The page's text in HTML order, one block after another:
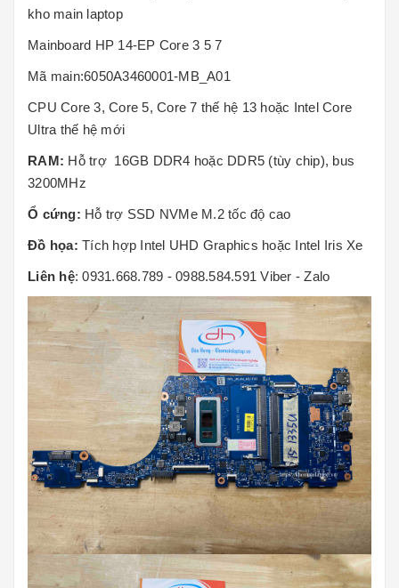
kho main laptop
Mainboard HP 14-EP Core 3 5 7
Mã main:6050A3460001-MB_A01
CPU Core 3, Core 5, Core 7 thế hệ 13 hoặc Intel Core
Ultra thế hệ mới
RAM: Hỗ trợ 16GB DDR4 hoặc DDR5 (tùy chip), bus
3200MHz
Ổ cứng: Hỗ trợ SSD NVMe M.2 tốc độ cao
Đồ họa: Tích hợp Intel UHD Graphics hoặc Intel Iris Xe
Liên hệ: 0931.668.789 - 0988.584.591 Viber - Zalo